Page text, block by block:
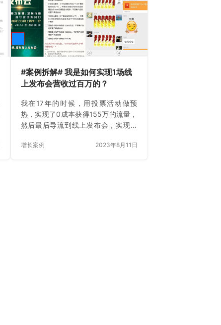
子女人坊等4627家企业，服务企业私
域用户总规模超6000万 我还被邀请
到各大平台分享我的私域获客经验，
累计为我付费的学员超过2万人： 但
是很多人却不知道曾经的我是个社
#案例拆解# 我是如何实现1场线
上发布会营收过百万的？
我在17年的时候，用投票活动做预
热，实现了0成本获得155万的流量，
然后最后导流到线上发布会，实现一
增长案例 2023年8月11日